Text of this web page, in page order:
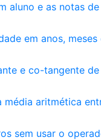
aluno e as notas
em anos,
e co-tangente
aritmética
sem usar o